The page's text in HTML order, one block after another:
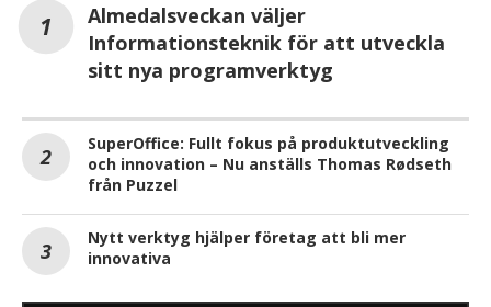
Almedalsveckan väljer
Informationsteknik för att utveckla
sitt nya programverktyg
SuperOffice: Fullt fokus på produktutveckling
och innovation – Nu anställs Thomas Rødseth
från Puzzel
Nytt verktyg hjälper företag att bli mer
innovativa